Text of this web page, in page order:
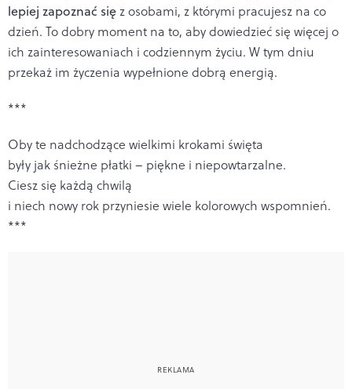
lepiej zapoznać sięz osobami, z którymi pracujesz na co
dzień. To dobry moment na to, aby dowiedzieć się więcej o
ich zainteresowaniach i codziennym życiu. W tym dniu
przekaż im życzenia wypełnione dobrą energią.
***
Oby te nadchodzące wielkimi krokami święta
były jak śnieżne płatki – piękne i niepowtarzalne.
Ciesz się każdą chwilą
i niech nowy rok przyniesie wiele kolorowych wspomnień.
***